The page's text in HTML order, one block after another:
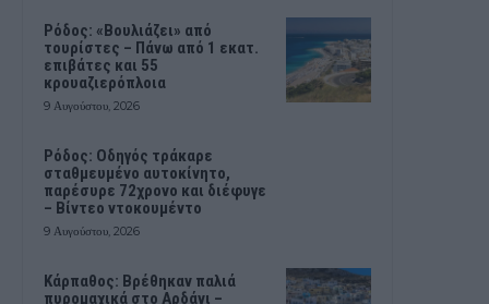
Ρόδος: «Βουλιάζει» από
τουρίστες – Πάνω από 1 εκατ.
επιβάτες και 55
κρουαζιερόπλοια
9 Αυγούστου, 2026
Ρόδος: Οδηγός τράκαρε
σταθμευμένο αυτοκίνητο,
παρέσυρε 72χρονο και διέφυγε
– Βίντεο ντοκουμέντο
9 Αυγούστου, 2026
Κάρπαθος: Βρέθηκαν παλιά
πυρομαχικά στο Αρδάνι –